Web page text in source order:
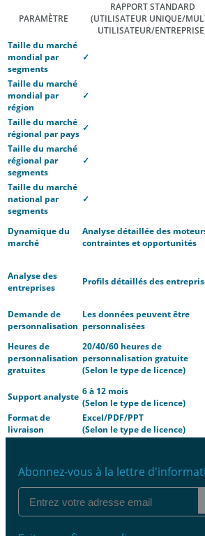
PARAMÈTRE
RAPPORT STANDARD
(UTILISATEUR UNIQUE/
UTILISATEUR/
Taille du marché
mondial par
segments
✓
Taille du marché
mondial par
région
✓
Taille du marché
régional par pays
✓
Taille du marché
régional par
segments
✓
Taille du marché
national par
segments
✓
Dynamique du
marché
Analyse détaillée des
contraintes et opportunités
Analyse des
entreprises
Profils détaillés des
Demande de
personnalisation
Les données peuvent être
personnalisées
Heures de
personnalisation
gratuites
20/40/60 heures de
personnalisation gratuite
(Selon le type de licence)
Support analyste 6 à 12 mois
(Selon le type de licence)
Format de
livraison
Excel/PDF/PPT
(Selon le type de licence)
Abonnez-vous à la lettre